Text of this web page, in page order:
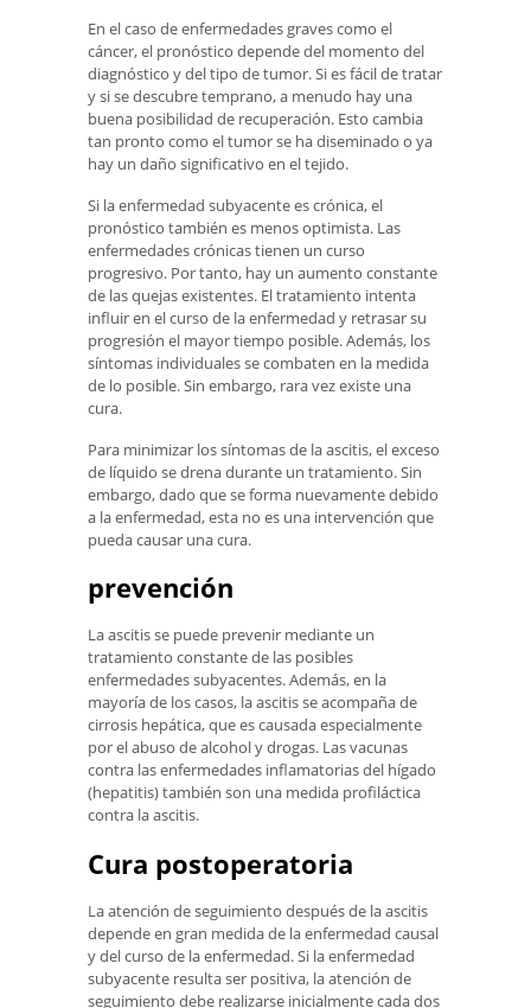
En el caso de enfermedades graves como el
cáncer, el pronóstico depende del momento del
diagnóstico y del tipo de tumor. Si es fácil de tratar
y si se descubre temprano, a menudo hay una
buena posibilidad de recuperación. Esto cambia
tan pronto como el tumor se ha diseminado o ya
hay un daño significativo en el tejido.
Si la enfermedad subyacente es crónica, el
pronóstico también es menos optimista. Las
enfermedades crónicas tienen un curso
progresivo. Por tanto, hay un aumento constante
de las quejas existentes. El tratamiento intenta
influir en el curso de la enfermedad y retrasar su
progresión el mayor tiempo posible. Además, los
síntomas individuales se combaten en la medida
de lo posible. Sin embargo, rara vez existe una
cura.
Para minimizar los síntomas de la ascitis, el exceso
de líquido se drena durante un tratamiento. Sin
embargo, dado que se forma nuevamente debido
a la enfermedad, esta no es una intervención que
pueda causar una cura.
prevención
La ascitis se puede prevenir mediante un
tratamiento constante de las posibles
enfermedades subyacentes. Además, en la
mayoría de los casos, la ascitis se acompaña de
cirrosis hepática, que es causada especialmente
por el abuso de alcohol y drogas. Las vacunas
contra las enfermedades inflamatorias del hígado
(hepatitis) también son una medida profiláctica
contra la ascitis.
Cura postoperatoria
La atención de seguimiento después de la ascitis
depende en gran medida de la enfermedad causal
y del curso de la enfermedad. Si la enfermedad
subyacente resulta ser positiva, la atención de
seguimiento debe realizarse inicialmente cada dos